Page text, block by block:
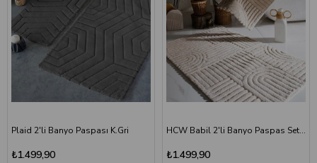
Plaid 2'li Banyo Paspası K.Gri
₺1.499,90
HCW Babil 2'li Banyo Paspas Seti Bej 40x60-60x100 cm
₺1.499,90